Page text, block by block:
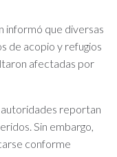
informó que diversas
de acopio y refugios
afectadas por
reportan
Sin embargo,
conforme